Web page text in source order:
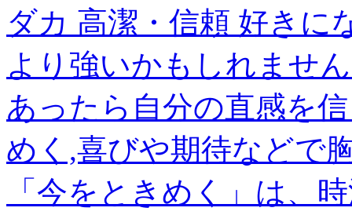
ダカ 高潔・信頼 好きに
より強いかもしれませ
あったら自分の直感を
めく,喜びや期待などで
「今をときめく」は、